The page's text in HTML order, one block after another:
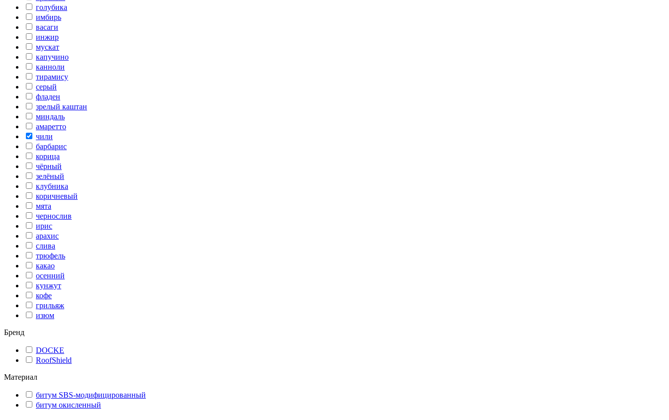
голубика
имбирь
васаги
инжир
мускат
капучино
канноли
тирамису
серый
фладен
зрелый каштан
миндаль
амаретто
чили
барбарис
корица
чёрный
зелёный
клубника
коричневый
мята
чернослив
ирис
арахис
слива
трюфель
какао
осенний
кунжут
кофе
грильяж
изюм
Бренд
DOCKE
RoofShield
Материал
битум SBS-модифицированный
битум окисленный